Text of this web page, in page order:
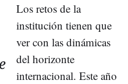
Los retos de la
institución tienen que
ver con las dinámicas
del horizonte
internacional. Este año